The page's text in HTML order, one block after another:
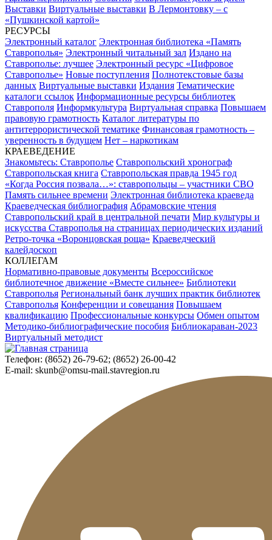
Выставки Виртуальные выставки В Лермонтовку – с
«Пушкинской картой»
РЕСУРСЫ
Электронный каталог Электронная библиотека «Память
Ставрополья» Электронный читальный зал Издано на
Ставрополье: лучшее Электронный ресурс «Цифровое
Ставрополье» Новые поступления Полнотекстовые базы
данных Виртуальные выставки Издания Тематические
каталоги ссылок Информационные ресурсы библиотек
Ставрополя Информкультура Виртуальная справка Повышаем
правовую грамотность Каталог литературы по
антитеррористической тематике Финансовая грамотность –
уверенность в будущем Нет – наркотикам
КРАЕВЕДЕНИЕ
Знакомьтесь: Ставрополье Ставропольский хронограф
Ставропольская книга Ставропольская правда 1945 год
«Когда Россия позвала…»: ставропольцы – участники СВО
Память сильнее времени Электронная библиотека краеведа
Краеведческая библиография Абрамовские чтения
Ставропольский край в центральной печати Мир культуры и
искусства Ставрополья на страницах периодических изданий
Ретро-точка «Воронцовская роща» Краеведческий
калейдоскоп
КОЛЛЕГАМ
Нормативно-правовые документы Всероссийское
библиотечное движение «Вместе сильнее» Библиотеки
Ставрополья Региональный банк лучших практик библиотек
Ставрополья Конференции и совещания Повышаем
квалификацию Профессиональные конкурсы Обмен опытом
Методико-библиографические пособия Библиокараван-2023
Виртуальный методист
Телефон: (8652) 26-79-62; (8652) 26-00-42
E-mail: skunb@omsu-mail.stavregion.ru